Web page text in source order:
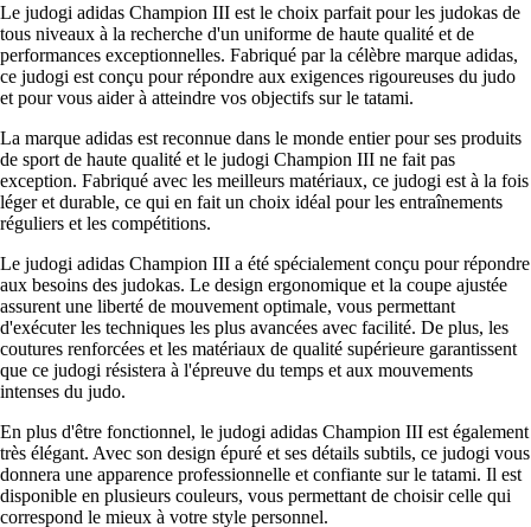
Le judogi adidas Champion III est le choix parfait pour les judokas de
tous niveaux à la recherche d'un uniforme de haute qualité et de
performances exceptionnelles. Fabriqué par la célèbre marque adidas,
ce judogi est conçu pour répondre aux exigences rigoureuses du judo
et pour vous aider à atteindre vos objectifs sur le tatami.
La marque adidas est reconnue dans le monde entier pour ses produits
de sport de haute qualité et le judogi Champion III ne fait pas
exception. Fabriqué avec les meilleurs matériaux, ce judogi est à la fois
léger et durable, ce qui en fait un choix idéal pour les entraînements
réguliers et les compétitions.
Le judogi adidas Champion III a été spécialement conçu pour répondre
aux besoins des judokas. Le design ergonomique et la coupe ajustée
assurent une liberté de mouvement optimale, vous permettant
d'exécuter les techniques les plus avancées avec facilité. De plus, les
coutures renforcées et les matériaux de qualité supérieure garantissent
que ce judogi résistera à l'épreuve du temps et aux mouvements
intenses du judo.
En plus d'être fonctionnel, le judogi adidas Champion III est également
très élégant. Avec son design épuré et ses détails subtils, ce judogi vous
donnera une apparence professionnelle et confiante sur le tatami. Il est
disponible en plusieurs couleurs, vous permettant de choisir celle qui
correspond le mieux à votre style personnel.